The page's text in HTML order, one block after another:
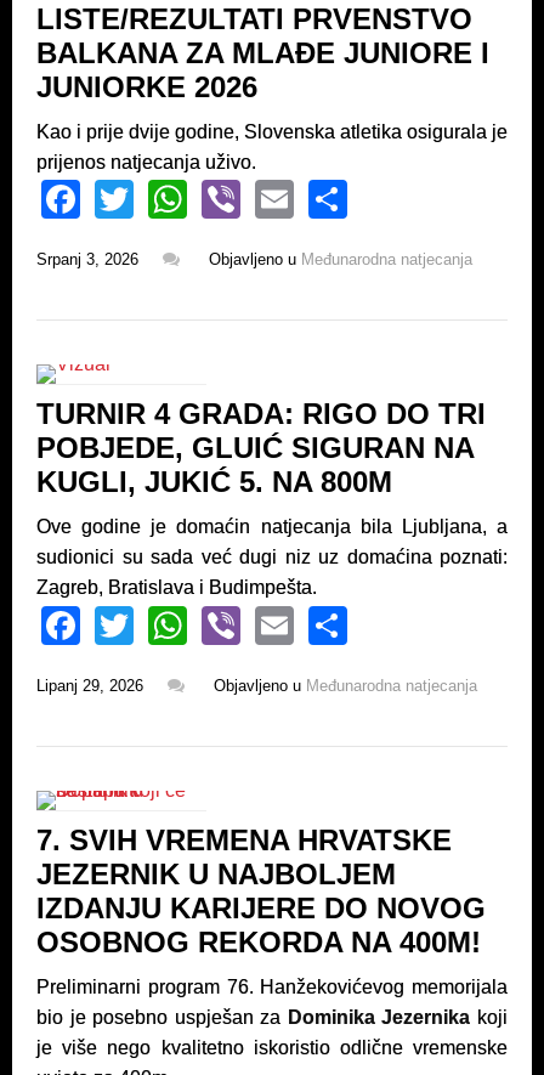
k
LISTE/REZULTATI PRVENSTVO
BALKANA ZA MLAĐE JUNIORE I
JUNIORKE 2026
Kao i prije dvije godine, Slovenska atletika osigurala je
prijenos natjecanja uživo.
F
c
e
o
k
T
tt
er
W
at
s
p
Vi
er
E
ail ar
e
Srpanj 3, 2026 Objavljeno u Međunarodna natjecanja
TURNIR 4 GRADA: RIGO DO TRI
POBJEDE, GLUIĆ SIGURAN NA
KUGLI, JUKIĆ 5. NA 800M
Ove godine je domaćin natjecanja bila Ljubljana, a
sudionici su sada već dugi niz uz domaćina poznati:
Zagreb, Bratislava i Budimpešta.
F
c
e
o
k
T
tt
er
W
at
s
p
Vi
er
E
ail ar
e
Lipanj 29, 2026 Objavljeno u Međunarodna natjecanja
7. SVIH VREMENA HRVATSKE
JEZERNIK U NAJBOLJEM
IZDANJU KARIJERE DO NOVOG
OSOBNOG REKORDA NA 400M!
Preliminarni program 76. Hanžekovićevog memorijala
bio je posebno uspješan za Dominika Jezernika koji
je više nego kvalitetno iskoristio odlične vremenske